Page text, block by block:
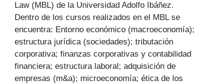
Law (MBL) de la Universidad Adolfo Ibáñez.
Dentro de los cursos realizados en el MBL se
encuentra: Entorno económico (macroeconomía);
estructura jurídica (sociedades); tributación
corporativa; finanzas corporativas y contabilidad
financiera; estructura laboral; adquisición de
empresas (m&a); microeconomía; ética de los